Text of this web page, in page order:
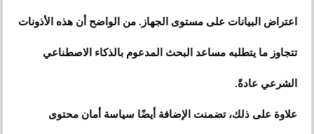
اعتراض البيانات على مستوى الجهاز. من الواضح أن هذه الأذونات
تتجاوز ما يتطلبه مساعد البحث المدعوم بالذكاء الاصطناعي
الشرعي عادةً.
علاوة على ذلك، تضمنت الإضافة أيضًا سياسة أمان محتوى